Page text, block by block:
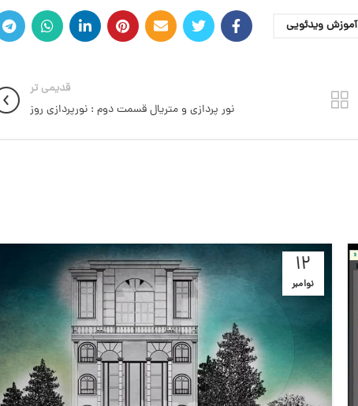
آموزش ویدئویی
قدیمی تر
نور پردازی و متریال قسمت دوم : نورپردازی روز
12
نوامبر